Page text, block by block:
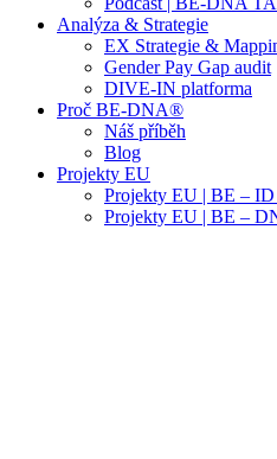
Analýza & Strategie
EX Strategie &
Gender Pay Gap audit
DIVE-IN platforma
Proč BE-DNA®
Náš příběh
Blog
Projekty EU
Projekty EU | BE – ID
Projekty EU | BE –